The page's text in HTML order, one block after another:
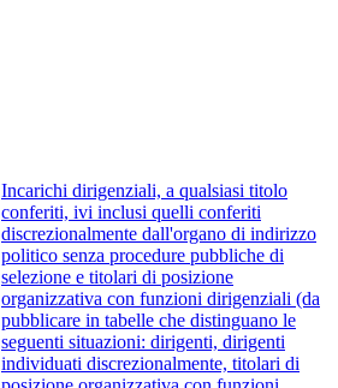
Incarichi dirigenziali, a qualsiasi titolo
conferiti, ivi inclusi quelli conferiti
discrezionalmente dall'organo di indirizzo
politico senza procedure pubbliche di
selezione e titolari di posizione
organizzativa con funzioni dirigenziali (da
pubblicare in tabelle che distinguano le
seguenti situazioni: dirigenti, dirigenti
individuati discrezionalmente, titolari di